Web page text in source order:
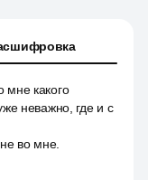
мне какого
неважно, где и с
во мне.